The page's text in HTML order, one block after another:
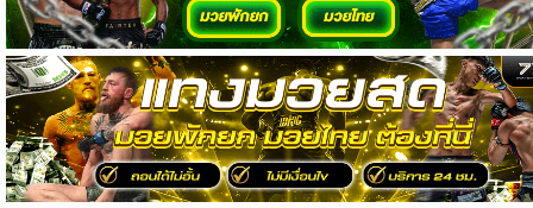
วิเคราะห์
NFL
วิเคราะห์
NBA